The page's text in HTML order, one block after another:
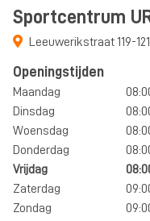
Sportcentrum
Leeuwerikstraat 119-121
Openingstijden
Maandag
Dinsdag
Woensdag
Donderdag
Vrijdag
Zaterdag
Zondag